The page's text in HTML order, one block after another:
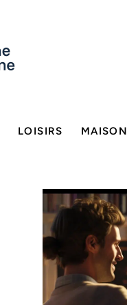
LOISIRS MAISON